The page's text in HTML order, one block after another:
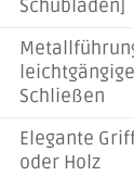
Schubladen]
Schließen
Elegante
oder Holz